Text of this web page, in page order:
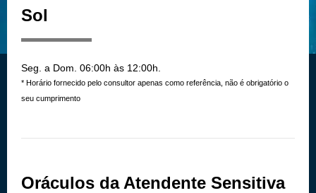
Sol
Seg. a Dom. 06:00h às 12:00h.
* Horário fornecido pelo consultor apenas como referência, não é obrigatório o
seu cumprimento
Oráculos da Atendente Sensitiva